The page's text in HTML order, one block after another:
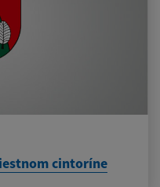
cintoríne